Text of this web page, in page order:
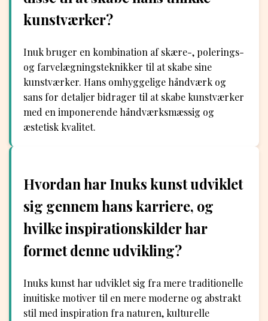
kunstværker?
Inuk bruger en kombination af skære-, polerings-
og farvelægningsteknikker til at skabe sine
kunstværker. Hans omhyggelige håndværk og
sans for detaljer bidrager til at skabe kunstværker
med en imponerende håndværksmæssig og
æstetisk kvalitet.
Hvordan har Inuks kunst udviklet
sig gennem hans karriere, og
hvilke inspirationskilder har
formet denne udvikling?
Inuks kunst har udviklet sig fra mere traditionelle
inuitiske motiver til en mere moderne og abstrakt
stil med inspiration fra naturen, kulturelle